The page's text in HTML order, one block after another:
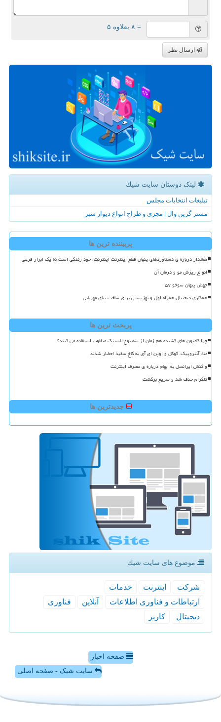
= ۸ بعلاوه ۵
ارسال نظر
لینک دوستان سایت شیك
تبلیغات انتخابات مجلس
مستر گرین وال | مجری و طراح انواع دیوار سبز
پربیننده ترین ها
هشدار درباره ی دستاوردهای پنهان قطع اینترنت اینترنت، خود زندگی است نه یک ابزار فرعی
انواع ریزش مو و درمان آن
جهش پنهان سوخو ۵۷
همکاری دیجیتال همراه اول و بهزیستی برای ساخت بنای مهربانی
پربحث ترین ها
چرا کامیون های کشنده هم زمان از سه نوع لاستیک متفاوت استفاده می کنند؟
متا، آنتروپیک، گوگل و اوپن ای آی به کاخ سفید احضار شدند
واکنش ایرانسل به ابهام درباره ی مصرف اینترنت
تلگرام حذف شد و سریع برگشت
جدیدترین ها
موضوع های سایت شیك
شركت اینترنت
خدمات
ارتباطات و فناوری اطلاعات
آنلاین
فناوری
دیجیتال
كاربر
صفحه اخبار
سایت شیک - صفحه اصلی